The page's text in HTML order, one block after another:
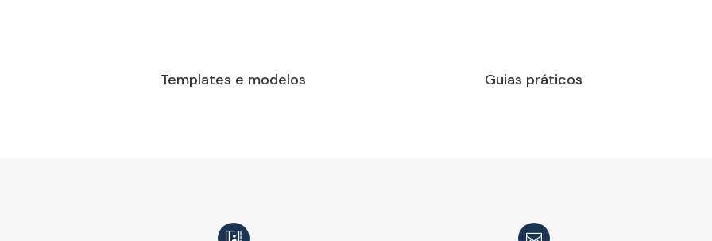
Templates e modelos Guias práticos